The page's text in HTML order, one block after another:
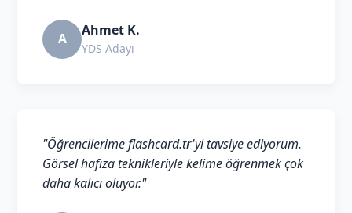
A Ahmet K.
YDS Adayı
"Öğrencilerime flashcard.tr'yi tavsiye ediyorum.
Görsel hafıza teknikleriyle kelime öğrenmek çok
daha kalıcı oluyor."